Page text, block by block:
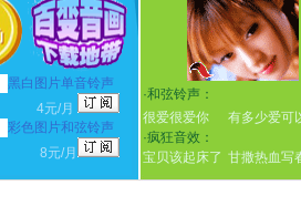
黑白图片单音铃声
4元/月
彩色图片和弦铃声
8元/月
·和弦铃声：
很爱很爱你
有多少爱可
·疯狂音效：
宝贝该起床了 甘撒热血写